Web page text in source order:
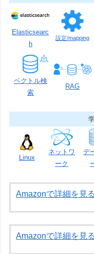
Elasticsearc
h
設定/mapping
ベクトル検
索
RAG
Linux
ネットワ
ーク
デ
Amazonで詳細を見る
Amazonで詳細を見る